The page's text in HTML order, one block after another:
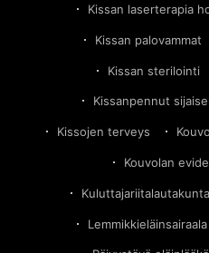
Kissan laserterapia
Kissan palovammat
Kissan sterilointi
Kissanpennut
Kissojen terveys
Kouvolan
Lemmikkieläinsairaala